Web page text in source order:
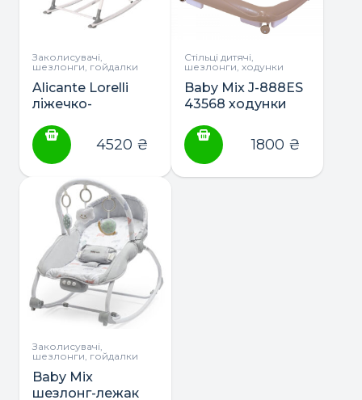
Заколисувачі,
шезлонги, гойдалки
Alicante Lorelli
ліжечко-
шезлонг 3в14520 ₴
Стільці дитячі,
шезлонги, ходунки
Baby Mix J-888ES
43568 ходунки
1800 ₴
Заколисувачі,
шезлонги, гойдалки
Baby Mix
шезлонг-лежак